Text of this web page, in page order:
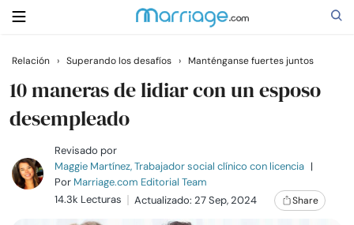
Buscar
Casarse
Relaciones
Relación › Superando los desafíos › Manténganse fuertes juntos
10 maneras de lidiar con un esposo
desempleado
Revisado por
Maggie Martínez, Trabajador social clínico con licencia |
Por Marriage.com Editorial Team
14.3k Lecturas
Actualizado: 27 Sep, 2024 Share